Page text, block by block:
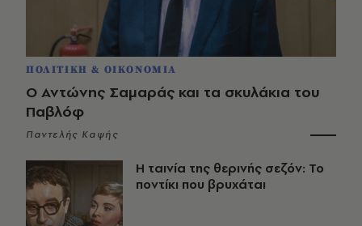
ΠΟΛΙΤΙΚΗ & ΟΙΚΟΝΟΜΙΑ
Ο Αντώνης Σαμαράς και τα σκυλάκια του
Παβλόφ
Παντελής Καψής
Η ταινία της θερινής σεζόν: Το
ποντίκι που βρυχάται